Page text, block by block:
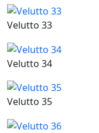
Velutto 33
Velutto 34
Velutto 35